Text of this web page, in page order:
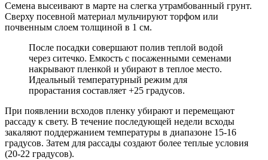
Семена высеивают в марте на слегка утрамбованный грунт.
Сверху посевной материал мульчируют торфом или
почвенным слоем толщиной в 1 см.
После посадки совершают полив теплой водой
через ситечко. Емкость с посаженными семенами
накрывают пленкой и убирают в теплое место.
Идеальный температурный режим для
прорастания составляет +25 градусов.
При появлении всходов пленку убирают и перемещают
рассаду к свету. В течение последующей недели всходы
закаляют поддержанием температуры в диапазоне 15-16
градусов. Затем для рассады создают более теплые условия
(20-22 градусов).